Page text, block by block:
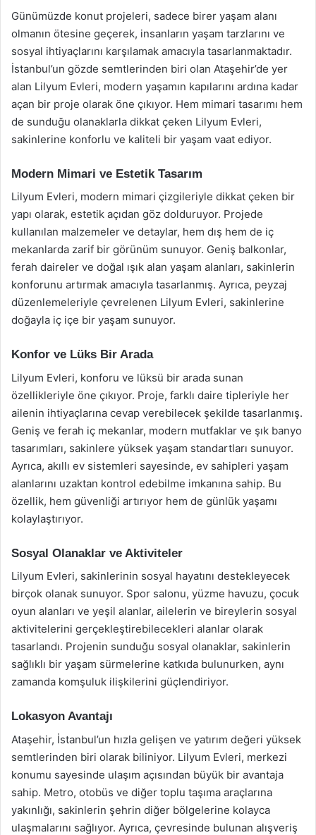
Günümüzde konut projeleri, sadece birer yaşam alanı
olmanın ötesine geçerek, insanların yaşam tarzlarını ve
sosyal ihtiyaçlarını karşılamak amacıyla tasarlanmaktadır.
İstanbul’un gözde semtlerinden biri olan Ataşehir’de yer
alan Lilyum Evleri, modern yaşamın kapılarını ardına kadar
açan bir proje olarak öne çıkıyor. Hem mimari tasarımı hem
de sunduğu olanaklarla dikkat çeken Lilyum Evleri,
sakinlerine konforlu ve kaliteli bir yaşam vaat ediyor.
Modern Mimari ve Estetik Tasarım
Lilyum Evleri, modern mimari çizgileriyle dikkat çeken bir
yapı olarak, estetik açıdan göz dolduruyor. Projede
kullanılan malzemeler ve detaylar, hem dış hem de iç
mekanlarda zarif bir görünüm sunuyor. Geniş balkonlar,
ferah daireler ve doğal ışık alan yaşam alanları, sakinlerin
konforunu artırmak amacıyla tasarlanmış. Ayrıca, peyzaj
düzenlemeleriyle çevrelenen Lilyum Evleri, sakinlerine
doğayla iç içe bir yaşam sunuyor.
Konfor ve Lüks Bir Arada
Lilyum Evleri, konforu ve lüksü bir arada sunan
özellikleriyle öne çıkıyor. Proje, farklı daire tipleriyle her
ailenin ihtiyaçlarına cevap verebilecek şekilde tasarlanmış.
Geniş ve ferah iç mekanlar, modern mutfaklar ve şık banyo
tasarımları, sakinlere yüksek yaşam standartları sunuyor.
Ayrıca, akıllı ev sistemleri sayesinde, ev sahipleri yaşam
alanlarını uzaktan kontrol edebilme imkanına sahip. Bu
özellik, hem güvenliği artırıyor hem de günlük yaşamı
kolaylaştırıyor.
Sosyal Olanaklar ve Aktiviteler
Lilyum Evleri, sakinlerinin sosyal hayatını destekleyecek
birçok olanak sunuyor. Spor salonu, yüzme havuzu, çocuk
oyun alanları ve yeşil alanlar, ailelerin ve bireylerin sosyal
aktivitelerini gerçekleştirebilecekleri alanlar olarak
tasarlandı. Projenin sunduğu sosyal olanaklar, sakinlerin
sağlıklı bir yaşam sürmelerine katkıda bulunurken, aynı
zamanda komşuluk ilişkilerini güçlendiriyor.
Lokasyon Avantajı
Ataşehir, İstanbul’un hızla gelişen ve yatırım değeri yüksek
semtlerinden biri olarak biliniyor. Lilyum Evleri, merkezi
konumu sayesinde ulaşım açısından büyük bir avantaja
sahip. Metro, otobüs ve diğer toplu taşıma araçlarına
yakınlığı, sakinlerin şehrin diğer bölgelerine kolayca
ulaşmalarını sağlıyor. Ayrıca, çevresinde bulunan alışveriş